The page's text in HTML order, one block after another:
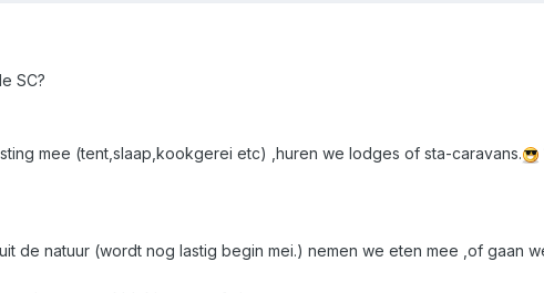
SC?
mee (tent,slaap,kookgerei etc) ,huren we lodges of sta-caravans.
de natuur (wordt nog lastig begin mei.) nemen we eten mee ,of gaan